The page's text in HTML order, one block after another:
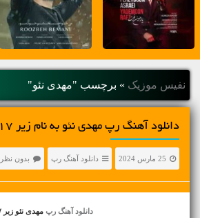
نفیس موزیک » برچسب "مهدی نئو"
دانلود آهنگ رپ مهدی نئو به نام زیر ۱۷
25 مارس 2024 دانلود آهنگ رپ بدون نظر
دانلود آهنگ رپ مهدی نئو زیر ۱۷